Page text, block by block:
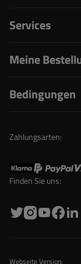
Services
Meine
Bedingungen
Zahlungsarten:
Finden Sie uns:
Webseite Version: